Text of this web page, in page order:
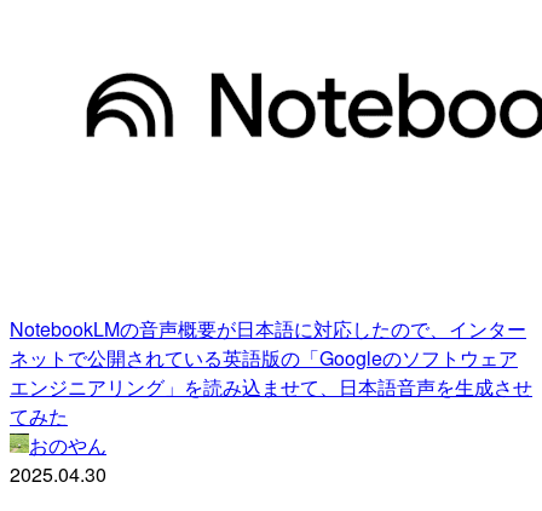
NotebookLMの音声概要が日本語に対応したので、インター
ネットで公開されている英語版の「Googleのソフトウェア
エンジニアリング」を読み込ませて、日本語音声を生成させ
てみた
おのやん
2025.04.30